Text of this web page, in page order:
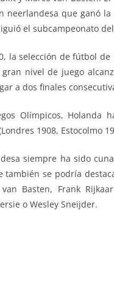
neerlandesa que ganó
el subcampeonato
la selección de fútbol
nivel de juego
a dos finales
Olímpicos, Holanda
1908, Estocolmo
siempre ha sido
también se podría
Basten, Frank
o Wesley Sneijder.